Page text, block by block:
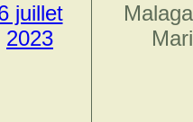
juillet
2023